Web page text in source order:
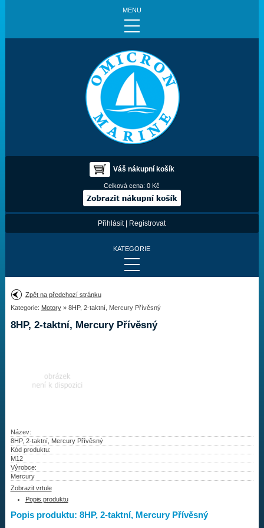
MENU
Váš nákupní košík
Celková cena:0 Kč
Přihlásit| Registrovat
KATEGORIE
Provedení:
Výrobce:
Najít vrtuli
Vrtule
Redukční pouzdra XHS
Kontakty
Aktuality
Zpět na předchozí stránku
Kategorie: Motory» 8HP, 2-taktní, Mercury Přívěsný
8HP, 2-taktní, Mercury Přívěsný
Název:
8HP, 2-taktní, Mercury Přívěsný
Kód produktu:
M12
Výrobce:
Mercury
Zobrazit vrtule
Popis produktu
Popis produktu: 8HP, 2-taktní, Mercury Přívěsný